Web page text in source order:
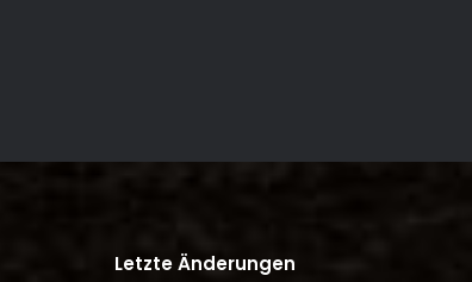
Letzte Änderungen